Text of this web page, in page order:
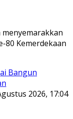
menyemarakkan
80 Kemerdekaan
2026, 17:04